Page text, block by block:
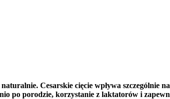
Cesarskie cięcie wpływa szczególnie na
po porodzie, korzystanie z laktatorów i